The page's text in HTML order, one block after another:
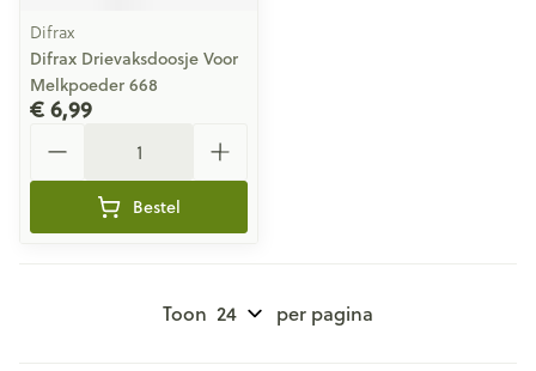
Difrax
Difrax Drievaksdoosje Voor
Melkpoeder 668
€ 6,99
Bestel
Toon per pagina